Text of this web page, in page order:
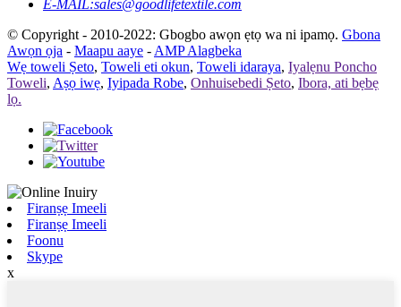
E-MAIL:sales@goodlifetextile.com
© Copyright - 2010-2022: Gbogbo awọn ẹtọ wa ni ipamọ. Gbona
Awọn ọja - Maapu aaye - AMP Alagbeka
Wẹ toweli Ṣeto, Toweli eti okun, Toweli idaraya, Iyalẹnu Poncho
Toweli, Aṣọ iwẹ, Iyipada Robe, Onhuisebedi Ṣeto, Ibora, ati bẹbẹ
lọ.
Firanṣẹ Imeeli
Firanṣẹ Imeeli
Foonu
Skype
x